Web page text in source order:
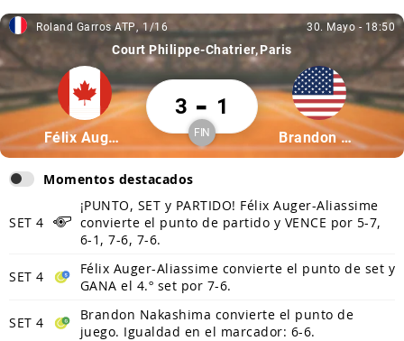
Roland Garros ATP, 1/16
Roland Garros ATP 1/16 30. Mayo, 18:50
30. Mayo - 18:50
Court Philippe-Chatrier Paris
Partícipe: Félix Auger-Aliassime
Félix Auger-Aliassime
Félix Auger-Aliassime 3 Brandon
3 - 1
Finalizado
FIN Partícipe:
Brandon Nakashima
Momentos destacados
SET 4
¡PUNTO, SET y PARTIDO! Félix Auger-Aliassime
convierte el punto de partido y VENCE por 5-7,
6-1, 7-6, 7-6.
SET 4
Félix Auger-Aliassime convierte el punto de set y
GANA el 4.º set por 7-6.
SET 4
Brandon Nakashima convierte el punto de
juego. Igualdad en el marcador: 6-6.